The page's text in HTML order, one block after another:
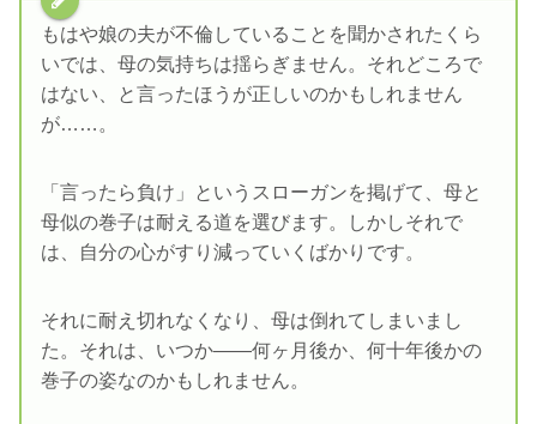
もはや娘の夫が不倫していることを聞かされたくら
いでは、母の気持ちは揺らぎません。それどころで
はない、と言ったほうが正しいのかもしれません
が……。
「言ったら負け」というスローガンを掲げて、母と
母似の巻子は耐える道を選びます。しかしそれで
は、自分の心がすり減っていくばかりです。
それに耐え切れなくなり、母は倒れてしまいまし
た。それは、いつか――何ヶ月後か、何十年後かの
巻子の姿なのかもしれません。